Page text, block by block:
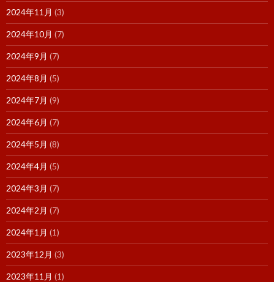
2024年11月 (3)
2024年10月 (7)
2024年9月 (7)
2024年8月 (5)
2024年7月 (9)
2024年6月 (7)
2024年5月 (8)
2024年4月 (5)
2024年3月 (7)
2024年2月 (7)
2024年1月 (1)
2023年12月 (3)
2023年11月 (1)